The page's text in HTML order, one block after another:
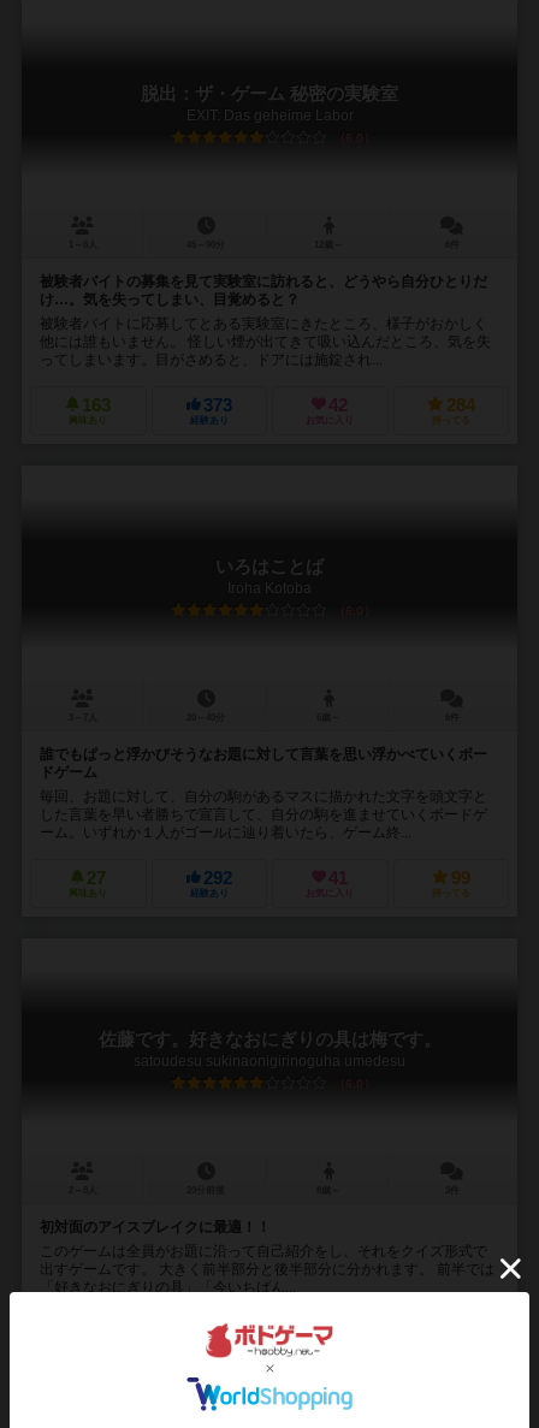
脱出：ザ・ゲーム 秘密の実験室
EXIT: Das geheime Labor
6.0
被験者バイトの募集を見て実験室に訪れると、どうやら自分ひとりだ
け…。気を失ってしまい、目覚めると？
被験者バイトに応募してとある実験室にきたところ、様子がおかしく
他には誰もいません。 怪しい煙が出てきて吸い込んだところ、気を失
ってしまいます。目がさめると、ドアには施錠され...
163
興味あり
373
経験あり
42
お気に入り
284
持ってる
いろはことば
Iroha Kotoba
6.0
誰でもぱっと浮かびそうなお題に対して言葉を思い浮かべていくボー
ドゲーム
毎回、お題に対して、自分の駒があるマスに描かれた文字を頭文字と
した言葉を早い者勝ちで宣言して、自分の駒を進ませていくボードゲ
ーム。いずれか１人がゴールに辿り着いたら、ゲーム終...
27
興味あり
292
経験あり
41
お気に入り
99
持ってる
佐藤です。好きなおにぎりの具は梅です。
satoudesu sukinaonigirinoguha umedesu
6.0
初対面のアイスブレイクに最適！！
このゲームは全員がお題に沿って自己紹介をし、それをクイズ形式で
出すゲームです。 大きく前半部分と後半部分に分かれます。 前半では
「好きなおにぎりの具」「今いちばん...
325
経験あり
40
お気に入り